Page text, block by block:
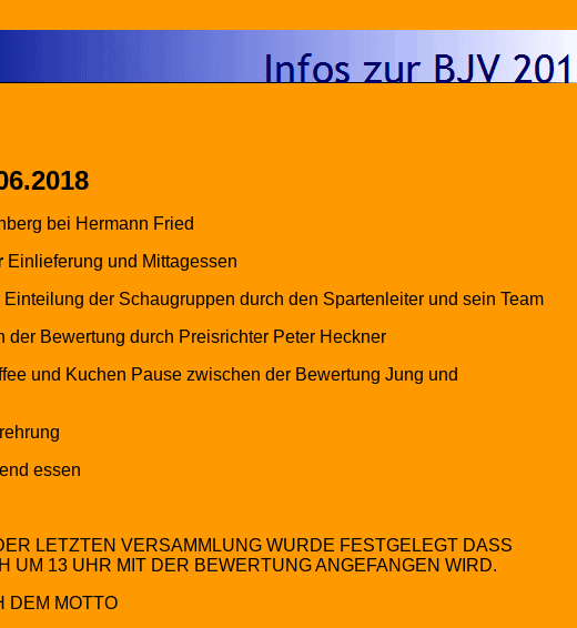
bei Hermann Fried
Einlieferung und Mittagessen
Einteilung der Schaugruppen durch den Spartenleiter und sein Team
der Bewertung durch Preisrichter Peter Heckner
und Kuchen Pause zwischen der Bewertung Jung und
essen
LETZTEN VERSAMMLUNG WURDE FESTGELEGT DASS
UM 13 UHR MIT DER BEWERTUNG ANGEFANGEN WIRD.
DEM MOTTO